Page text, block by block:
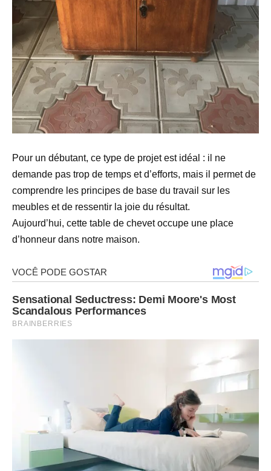
Pour un débutant, ce type de projet est idéal : il ne
demande pas trop de temps et d’efforts, mais il permet de
comprendre les principes de base du travail sur les
meubles et de ressentir la joie du résultat.
Aujourd’hui, cette table de chevet occupe une place
d’honneur dans notre maison.